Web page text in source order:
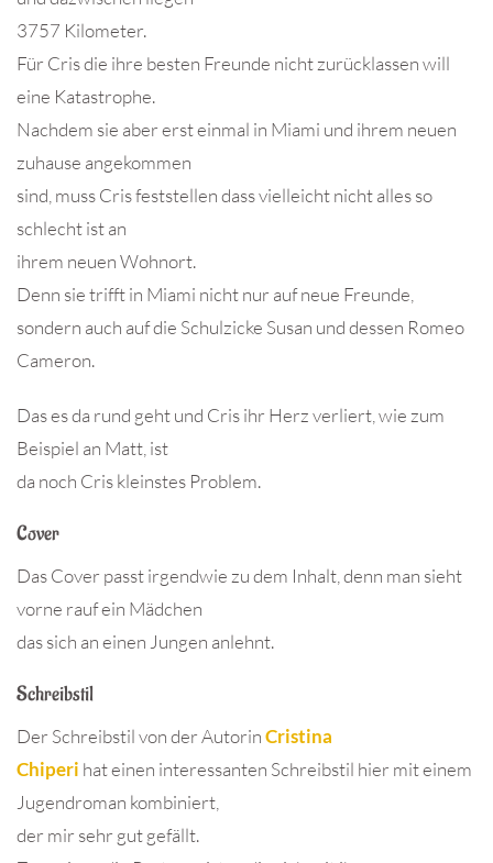
3757 Kilometer.
Für Cris die ihre besten Freunde nicht zurücklassen will
eine Katastrophe.
Nachdem sie aber erst einmal in Miami und ihrem neuen
zuhause angekommen
sind, muss Cris feststellen dass vielleicht nicht alles so
schlecht ist an
ihrem neuen Wohnort.
Denn sie trifft in Miami nicht nur auf neue Freunde,
sondern auch auf die Schulzicke Susan und dessen Romeo
Cameron.
Das es da rund geht und Cris ihr Herz verliert, wie zum
Beispiel an Matt, ist
da noch Cris kleinstes Problem.
Cover
Das Cover passt irgendwie zu dem Inhalt, denn man sieht
vorne rauf ein Mädchen
das sich an einen Jungen anlehnt.
Schreibstil
Der Schreibstil von der AutorinCristina
Chiperi hat einen interessanten Schreibstil hier mit einem
Jugendroman kombiniert,
der mir sehr gut gefällt.